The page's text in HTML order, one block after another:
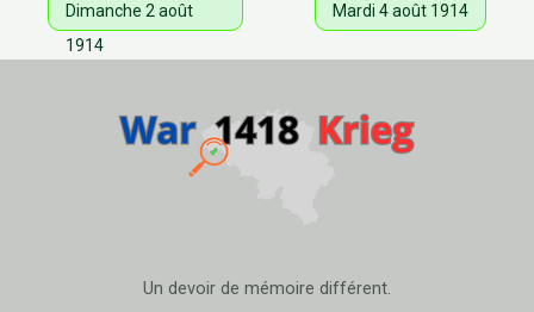
Dimanche 2 août
1914
Mardi 4 août 1914
Un devoir de mémoire différent.